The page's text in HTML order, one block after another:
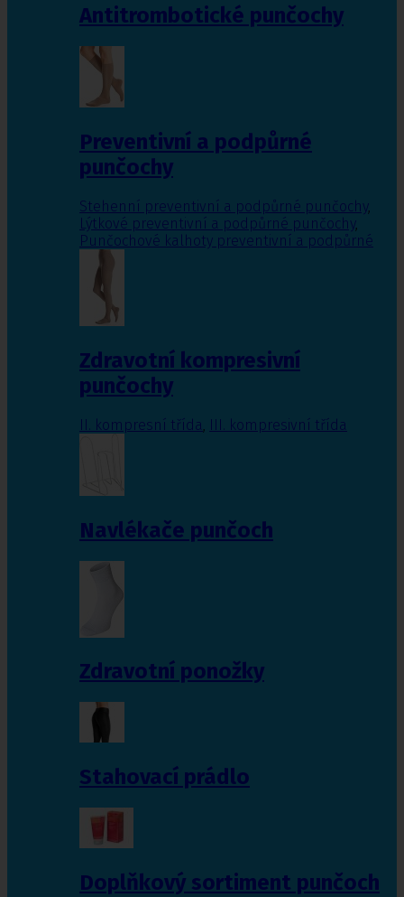
Antitrombotické punčochy
Preventivní a podpůrné
punčochy
Stehenní preventivní a podpůrné punčochy,
Lýtkové preventivní a podpůrné punčochy,
Punčochové kalhoty preventivní a podpůrné
Zdravotní kompresivní
punčochy
II. kompresní třída III. kompresivní třída
Navlékače punčoch
Zdravotní ponožky
Stahovací prádlo
Doplňkový sortiment punčoch